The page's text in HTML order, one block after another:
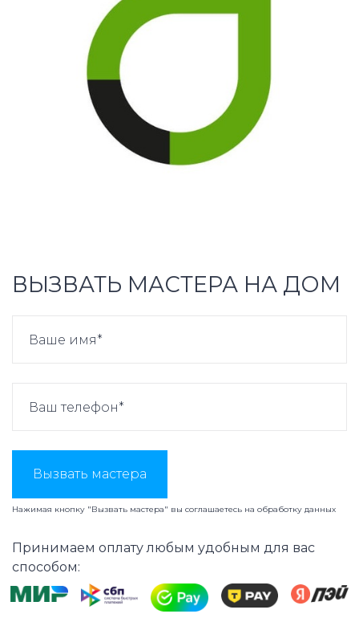
ВЫЗВАТЬ МАСТЕРА НА ДОМ
Вызвать мастера
Нажимая кнопку "Вызвать мастера" вы соглашаетесь на обработку данных
Принимаем оплату любым удобным для вас
способом: